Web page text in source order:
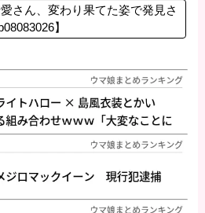
愛さん、変わり果てた姿で発見さ
】